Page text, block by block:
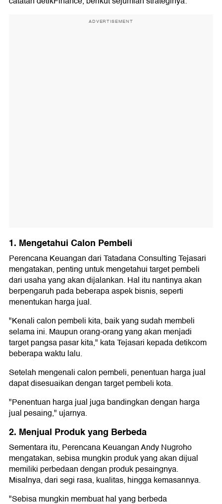
ADVERTISEMENT
1. Mengetahui Calon Pembeli
Perencana Keuangan dari Tatadana Consulting Tejasari
mengatakan, penting untuk mengetahui target pembeli
dari usaha yang akan dijalankan. Hal itu nantinya akan
berpengaruh pada beberapa aspek bisnis, seperti
menentukan harga jual.
"Kenali calon pembeli kita, baik yang sudah membeli
selama ini. Maupun orang-orang yang akan menjadi
target pangsa pasar kita," kata Tejasari kepada detikcom
beberapa waktu lalu.
Setelah mengenali calon pembeli, penentuan harga jual
dapat disesuaikan dengan target pembeli kota.
"Penentuan harga jual juga bandingkan dengan harga
jual pesaing," ujarnya.
2. Menjual Produk yang Berbeda
Sementara itu, Perencana Keuangan Andy Nugroho
mengatakan, sebisa mungkin produk yang akan dijual
memiliki perbedaan dengan produk pesaingnya.
Misalnya, dari segi rasa, kualitas, hingga kemasannya.
"Sebisa mungkin membuat hal yang berbeda